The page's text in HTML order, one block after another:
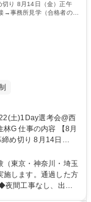
切り 8月14日（金）正午
→事務所見学（合格者の
【8月
め切り 8月14日
・筆記試験→役員面接
ーム工事の着工から竣
■住友林業の家：木
（東京・神奈川・埼玉
します。通過した方